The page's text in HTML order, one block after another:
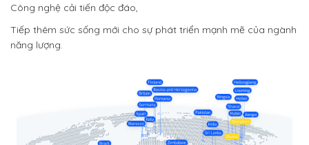
Công nghệ cải tiến độc đáo,
Tiếp thêm sức sống mới cho sự phát triển mạnh mẽ của ngành
năng lượng.